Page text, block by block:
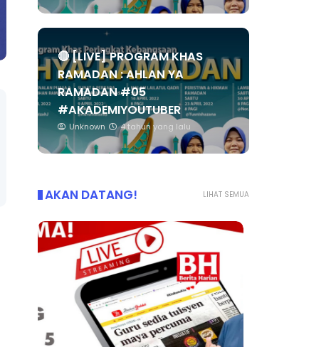
🔴 [LIVE] PROGRAM KHAS
RAMADAN : AHLAN YA
RAMADAN #05
#AKADEMIYOUTUBER
Unknown 4 tahun yang lalu
LIHAT SEMUA
AKAN DATANG!